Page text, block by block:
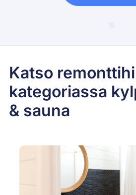
Katso
kategoriassa
& sauna